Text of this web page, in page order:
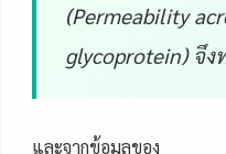
(Permeability
glycoprotein) จึง
และจากข้อมูลของ